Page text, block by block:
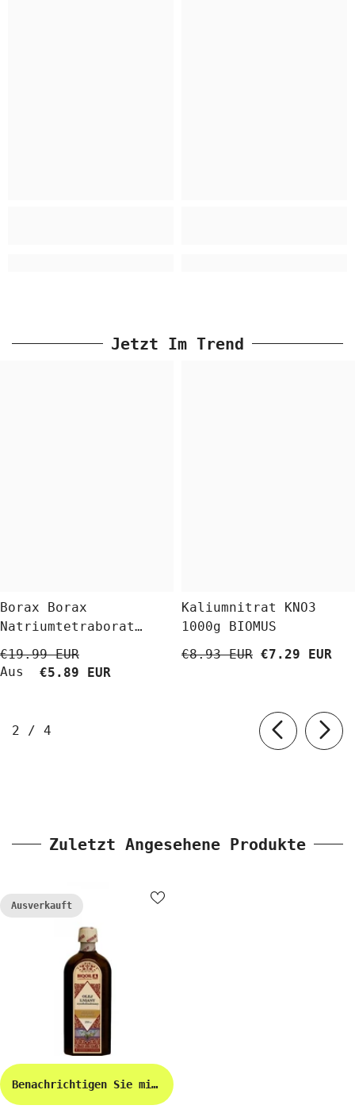
Jetzt Im Trend
Borax Borax
Natriumtetraborat
Decahydrat 5 Kg
BioLaboratorium
€19.99 EUR
Aus
€5.89 EUR
Kaliumnitrat KNO3
1000g BIOMUS
€8.93 EUR €7.29 EUR
2 / von
4
Zuletzt Angesehene Produkte
Ausverkauft
Benachrichtigen Sie mich